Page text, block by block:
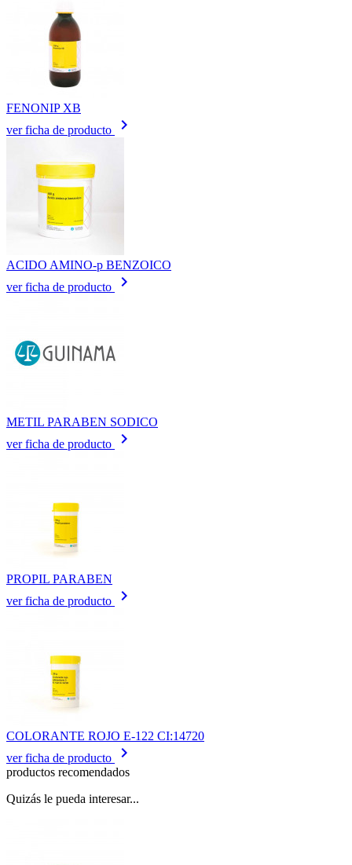
FENONIP XB
ver ficha de producto
keyboard_arrow_right
ACIDO AMINO-p BENZOICO
ver ficha de producto
keyboard_arrow_right
METIL PARABEN SODICO
ver ficha de producto
keyboard_arrow_right
PROPIL PARABEN
ver ficha de producto
keyboard_arrow_right
COLORANTE ROJO E-122 CI:14720
ver ficha de producto
keyboard_arrow_right
productos recomendados
Quizás le pueda interesar...